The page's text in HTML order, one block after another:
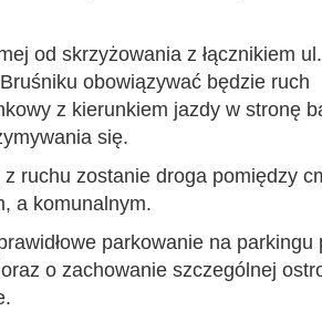
od skrzyżowania z łącznikiem
obowiązywać będzie ruch
z kierunkiem jazdy w stronę
się.
z ruchu zostanie droga pomiędzy
a komunalnym.
parkowanie na parkingu
o zachowanie szczególnej